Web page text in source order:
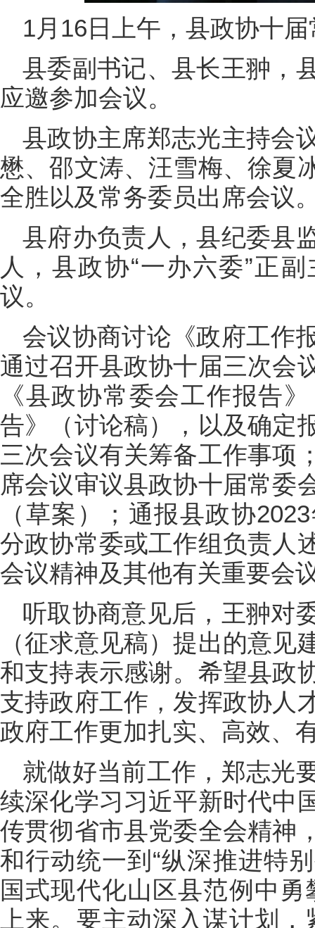
1月16日上午，县政协十
县委副书记、县长王翀，
应邀参加会议。
县政协主席郑志光主持会
懋、邵文涛、汪雪梅、徐夏
全胜以及常务委员出席会议
县府办负责人，县纪委县
人，县政协“一办六委”正
议。
会议协商讨论《政府工作
通过召开县政协十届三次会
《县政协常委会工作报告
告》（讨论稿），以及确定
三次会议有关筹备工作事项
席会议审议县政协十届常委
（草案）；通报县政协
分政协常委或工作组负责人
会议精神及其他有关重要会
听取协商意见后，王翀对
（征求意见稿）提出的意
和支持表示感谢。希望县政
支持政府工作，发挥政协人
政府工作更加扎实、高效、
就做好当前工作，郑志光
续深化学习习近平新时代中
传贯彻省市县党委全会精神
和行动统一到“纵深推进特
国式现代化山区县范例中
上来。要主动深入谋计划